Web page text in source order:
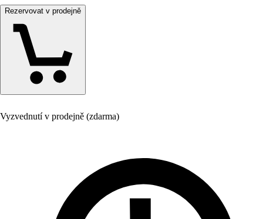
Rezervovat v prodejně
Vyzvednutí v prodejně (zdarma)